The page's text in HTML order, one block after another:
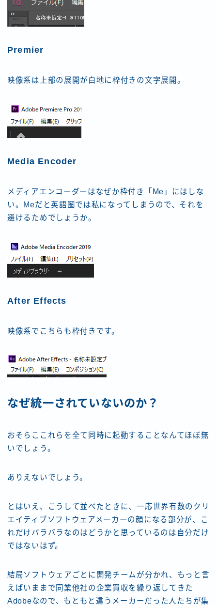
Premier
映像系は上部の展開が白地に枠付きの文字展開。
Media Encoder
メディアエンコーダーはなぜか枠付き「Me」にはしな
い。Meだと英語圏では私になってしまうので、それを
避けるためでしょうか。
After Effects
映像系でこちらも枠付きです。
なぜ統一されていないのか？
おそらここれらを全て同時に起動することなんてほぼ無
いでしょう。
ありえないでしょう。
とはいえ、こうして並べたときに、一応世界有数のクリ
エイティブソフトウェアメーカーの顔になる部分が、こ
れだけバラバラなのはどうかと思っているのは自分だけ
ではないはず。
結局ソフトウェアごとに開発チームが分かれ、もっと言
えばいままで同業他社の企業買収を繰り返してきた
Adobeなので、もともと違うメーカーだった人たちが集